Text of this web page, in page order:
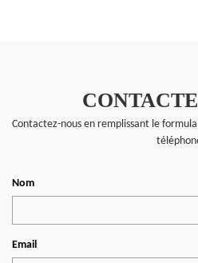
Contactez-nous en remplissant le
Nom
Email